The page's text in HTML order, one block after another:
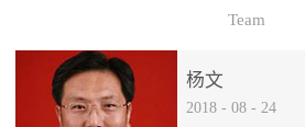
Team
杨文
2018 - 08 - 24